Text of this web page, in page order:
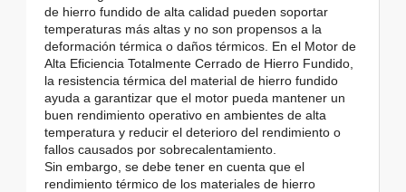
de hierro fundido de alta calidad pueden soportar
temperaturas más altas y no son propensos a la
deformación térmica o daños térmicos. En el Motor de
Alta Eficiencia Totalmente Cerrado de Hierro Fundido,
la resistencia térmica del material de hierro fundido
ayuda a garantizar que el motor pueda mantener un
buen rendimiento operativo en ambientes de alta
temperatura y reducir el deterioro del rendimiento o
fallos causados por sobrecalentamiento.
Sin embargo, se debe tener en cuenta que el
rendimiento térmico de los materiales de hierro